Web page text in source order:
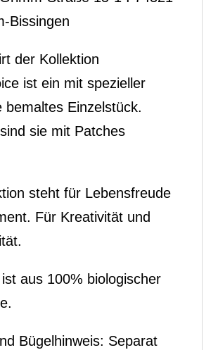
Bissingen
der Kollektion
ist ein mit spezieller
bemaltes Einzelstück.
sie mit Patches
steht für Lebensfreude
Für Kreativität und
aus 100% biologischer
Bügelhinweis: Separat